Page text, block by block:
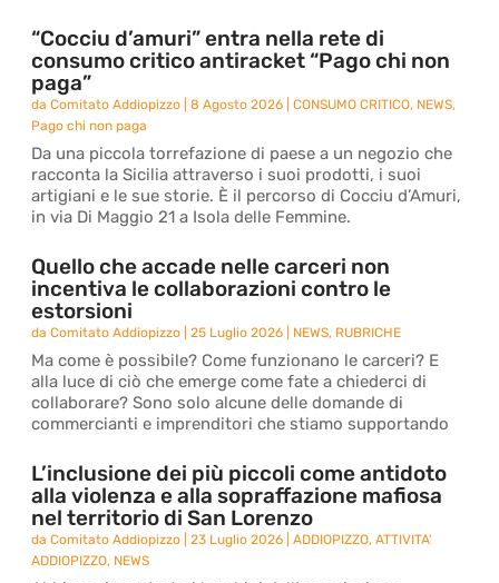
“Cocciu d’amuri” entra nella rete di
consumo critico antiracket “Pago chi non
paga”
daComitato Addiopizzo |8 Agosto 2026 |CONSUMO CRITICO, NEWS,
Pago chi non paga
Da una piccola torrefazione di paese a un negozio che
racconta la Sicilia attraverso i suoi prodotti, i suoi
artigiani e le sue storie. È il percorso di Cocciu d’Amuri,
in via Di Maggio 21 a Isola delle Femmine.
Quello che accade nelle carceri non
incentiva le collaborazioni contro le
estorsioni
daComitato Addiopizzo |25 Luglio 2026 NEWS, RUBRICHE
Ma come è possibile? Come funzionano le carceri? E
alla luce di ciò che emerge come fate a chiederci di
collaborare? Sono solo alcune delle domande di
commercianti e imprenditori che stiamo supportando
L’inclusione dei più piccoli come antidoto
alla violenza e alla sopraffazione mafiosa
nel territorio di San Lorenzo
daComitato Addiopizzo |23 Luglio 2026 |ADDIOPIZZO,ATTIVITA'
ADDIOPIZZO, NEWS